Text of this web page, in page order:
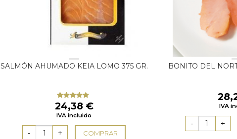
SALMÓN AHUMADO KEIA LOMO 375 GR.
Valorado
con4.67
de 5
24,38 €
IVA incluido
COMPRAR
BONITO DEL
IVA